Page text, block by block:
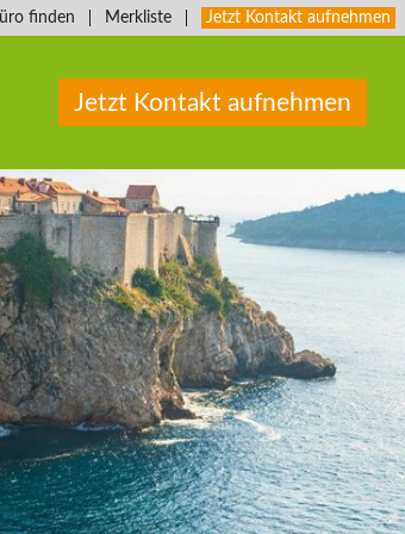
finden Merkliste Jetzt Kontakt aufnehmen
Jetzt Kontakt aufnehmen